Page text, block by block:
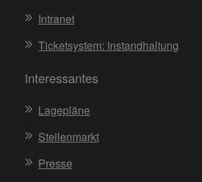
Intranet
Ticketsystem: Instandhaltung
Interessantes
Lagepläne
Stellenmarkt
Presse